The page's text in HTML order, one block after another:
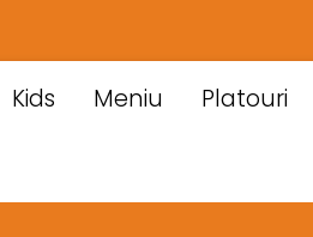
Kids Meniu Platouri